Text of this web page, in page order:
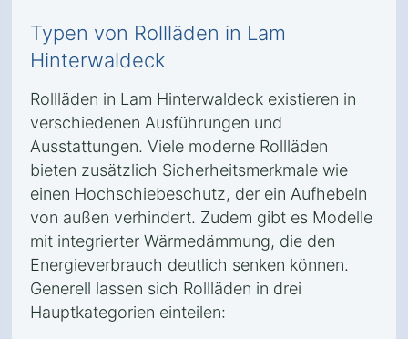
Typen von Rollläden in Lam
Hinterwaldeck
Rollläden in Lam Hinterwaldeck existieren in
verschiedenen Ausführungen und
Ausstattungen. Viele moderne Rollläden
bieten zusätzlich Sicherheitsmerkmale wie
einen Hochschiebeschutz, der ein Aufhebeln
von außen verhindert. Zudem gibt es Modelle
mit integrierter Wärmedämmung, die den
Energieverbrauch deutlich senken können.
Generell lassen sich Rollläden in drei
Hauptkategorien einteilen: